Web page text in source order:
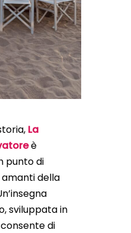
La
è
punto di
della
sviluppata in
di